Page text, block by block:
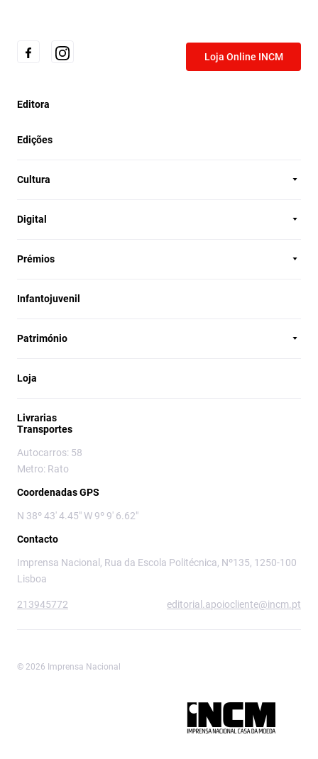
Loja Online INCM
Editora
Edições
Cultura
Digital
Prémios
Infantojuvenil
Património
Loja
Livrarias
Transportes
Autocarros: 58
Metro: Rato
Coordenadas GPS
N 38º 43' 4.45" W 9º 9' 6.62"
Contacto
Imprensa Nacional, Rua da Escola Politécnica, Nº135, 1250-100
Lisboa
213945772 editorial.apoiocliente@incm.pt
© 2026 Imprensa Nacional